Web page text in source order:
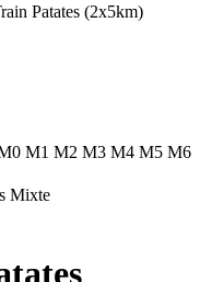
Patates (2x5km)
M1 M2 M3 M4 M5 M6
Mixte